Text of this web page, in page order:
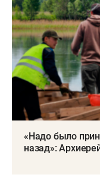
«Надо было
назад»: